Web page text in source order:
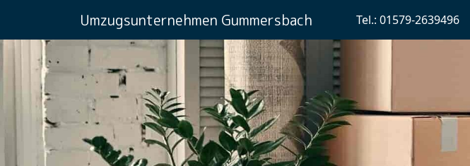
Umzugsunternehmen Gummersbach Tel.: 01579-2639496